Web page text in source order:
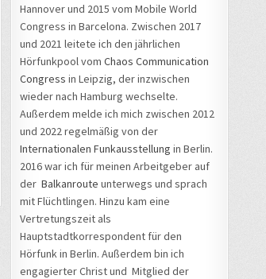
Hannover und 2015 vom Mobile World
Congress in Barcelona. Zwischen 2017
und 2021 leitete ich den jährlichen
Hörfunkpool vom Chaos Communication
Congress in Leipzig, der inzwischen
wieder nach Hamburg wechselte.
Außerdem melde ich mich zwischen 2012
und 2022 regelmäßig von der
Internationalen Funkausstellung in Berlin.
2016 war ich für meinen Arbeitgeber auf
der Balkanroute unterwegs und sprach
mit Flüchtlingen. Hinzu kam eine
Vertretungszeit als
Hauptstadtkorrespondent für den
Hörfunk in Berlin. Außerdem bin ich
engagierter Christ und Mitglied der